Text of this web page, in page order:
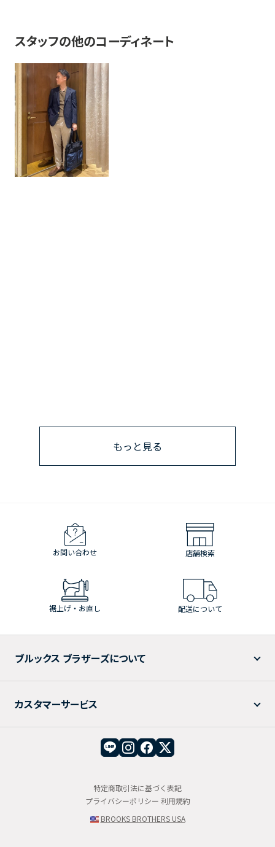
スタッフの他のコーディネート
もっと見る
お問い合わせ 店舗検索
裾上げ・お直し 配送について
ブルックス ブラザーズについて
カスタマーサービス
特定商取引法に基づく表記
プライバシーポリシー 利用規約
BROOKS BROTHERS USA